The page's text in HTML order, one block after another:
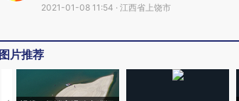
2021-01-08 11:54 · 江西省上饶市
图片推荐